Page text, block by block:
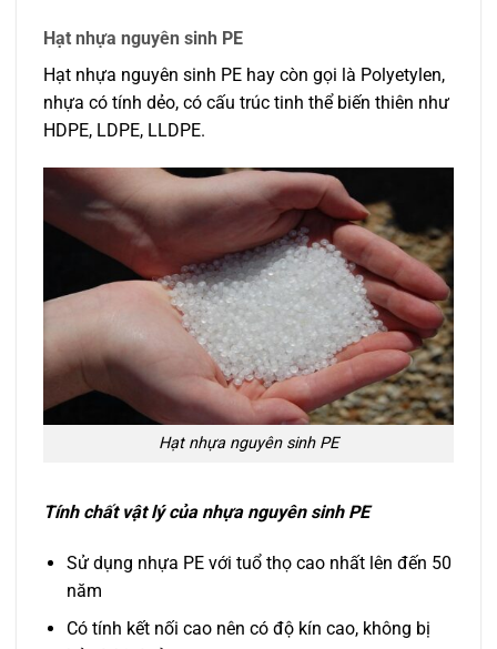
Hạt nhựa nguyên sinh PE
Hạt nhựa nguyên sinh PE hay còn gọi là Polyetylen,
nhựa có tính dẻo, có cấu trúc tinh thể biến thiên như
HDPE, LDPE, LLDPE.
Hạt nhựa nguyên sinh PE
Tính chất vật lý của nhựa nguyên sinh PE
Sử dụng nhựa PE với tuổ thọ cao nhất lên đến 50
năm
Có tính kết nối cao nên có độ kín cao, không bị